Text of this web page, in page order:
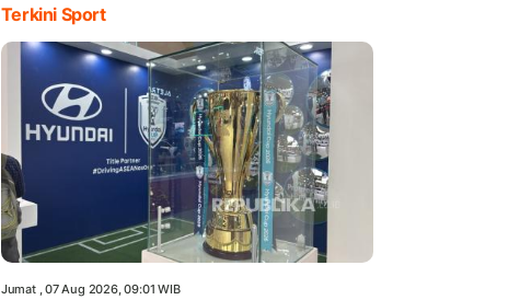
Terkini Sport
Jumat , 07 Aug 2026, 09:01 WIB